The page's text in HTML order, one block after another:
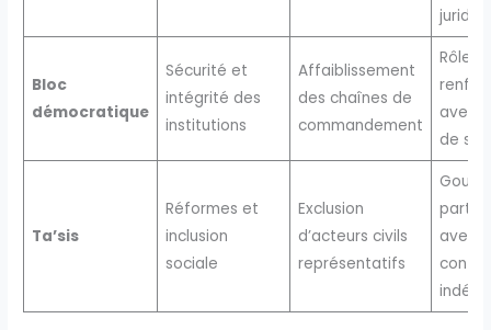
Bloc
démocratique
Sécurité et
intégrité des
institutions
Affaiblissement
des chaînes de
commandement
Rôles
avec
de
Ta’sis
Réformes et
inclusion
sociale
Exclusion
d’acteurs civils
représentatifs
avec